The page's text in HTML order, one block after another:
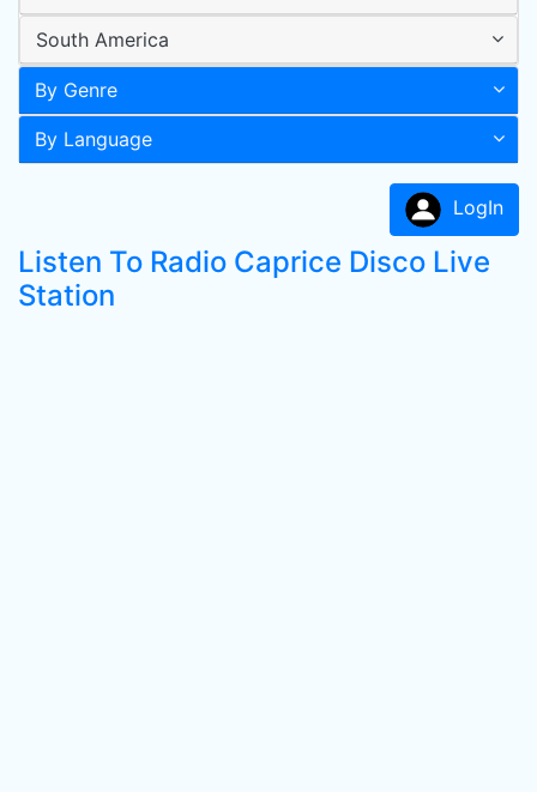
South America
By Genre
By Language
LogIn
Listen To Radio Caprice Disco Live
Station